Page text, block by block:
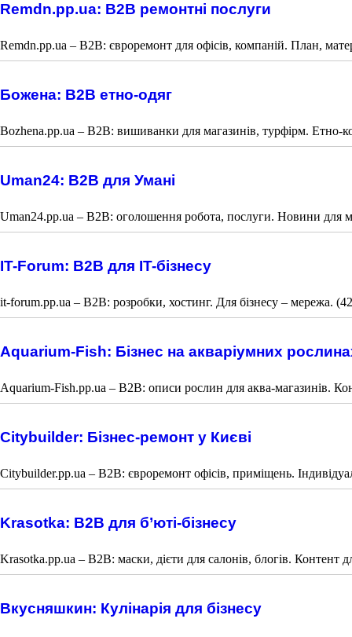
Remdn.pp.ua: B2B ремонтні послуги
Remdn.pp.ua – B2B: євроремонт для офісів, компаній. План,
Божена: B2B етно-одяг
Bozhena.pp.ua – B2B: вишиванки для магазинів, турфірм. Етно-
Uman24: B2B для Умані
Uman24.pp.ua – B2B: оголошення робота, послуги. Новини для
IT-Forum: B2B для IT-бізнесу
it-forum.pp.ua – B2B: розробки, хостинг. Для бізнесу – мережа.
Aquarium-Fish: Бізнес на акваріумних
Aquarium-Fish.pp.ua – B2B: описи рослин для аква-магазинів.
Citybuilder: Бізнес-ремонт у Києві
Citybuilder.pp.ua – B2B: євроремонт офісів, приміщень.
Krasotka: B2B для б’юті-бізнесу
Krasotka.pp.ua – B2B: маски, дієти для салонів, блогів. Контент
Вкусняшкин: Кулінарія для бізнесу